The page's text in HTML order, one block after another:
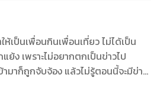
เป็นเพื่อนกินเพื่อนเที่ยว ไม่ได้เป็น
ย้ง เพราะไม่อยากตกเป็นข่าวไป
ามาก็ถูกจับจ้อง แล้วไม่รู้ตอนนี้จะมีข่าว
นเห็นว่าพระเอกหนุ่มพาเธอเข้าพักที่